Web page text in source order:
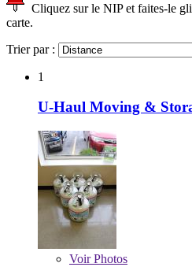
Cliquez sur le NIP et faites-le
carte.
Trier par :
1
U-Haul Moving &
VoirPhotos